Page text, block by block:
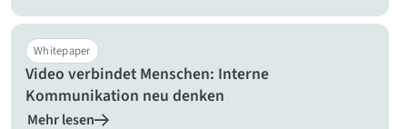
Whitepaper
Video verbindet Menschen: Interne
Kommunikation neu denken
Mehr lesen